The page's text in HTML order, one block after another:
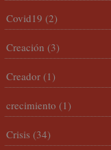
Covid19 (2)
Creación (3)
Creador (1)
crecimiento (1)
Crisis (34)